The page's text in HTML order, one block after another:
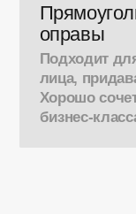
оправы
Подходит
лица,
Хорошо
бизнес-